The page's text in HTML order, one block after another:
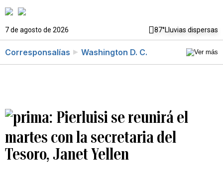
7 de agosto de 2026 87°Lluvias dispersas
Corresponsalías Washington D. C.
Pierluisi se reunirá el
martes con la secretaria del
Tesoro, Janet Yellen